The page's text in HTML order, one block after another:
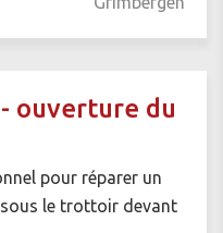
ouverture du
pour réparer un
le trottoir devant